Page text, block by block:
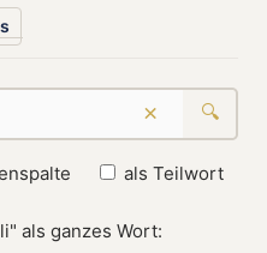
× 🔍
als Teilwort
als ganzes Wort: